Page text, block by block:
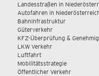
Landesstraßen in
Autofahren in
Bahninfrastruktur
Güterverkehr
KFZ-Überprüfung &
LKW Verkehr
Luftfahrt
Mobilitätsstrategie
Öffentlicher Verkehr